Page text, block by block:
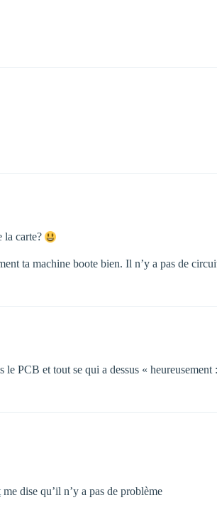
la carte?
ta machine boote bien. Il n’y a pas de
PCB et tout se qui a dessus « heureusement
me dise qu’il n’y a pas de problème